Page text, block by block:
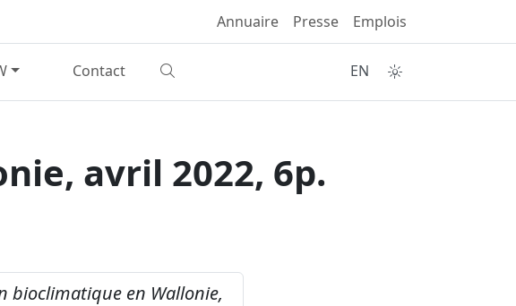
Annuaire Presse Emplois
Contact EN
avril 2022, 6p.
bioclimatique en Wallonie,